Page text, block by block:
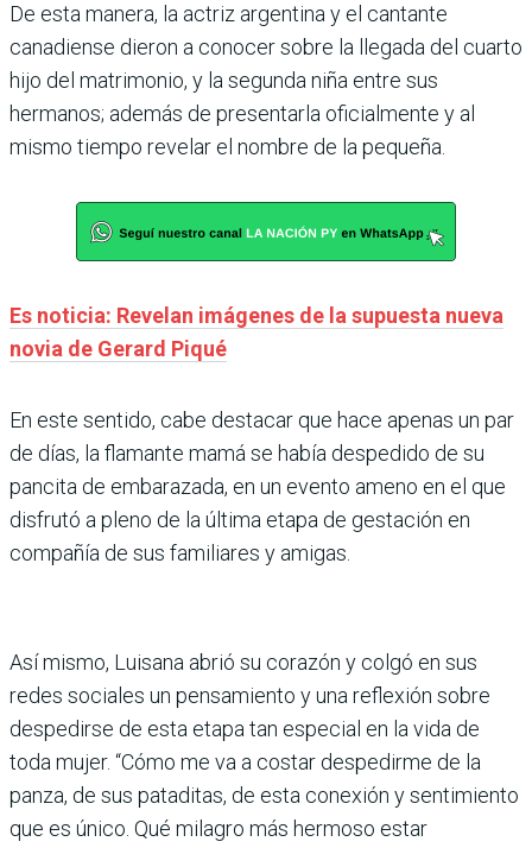
De esta manera, la actriz argentina y el cantante
canadiense dieron a conocer sobre la llegada del cuarto
hijo del matrimonio, y la segunda niña entre sus
hermanos; además de presentarla oficialmente y al
mismo tiempo revelar el nombre de la pequeña.
Es noticia: Revelan imágenes de la supuesta nueva
novia de Gerard Piqué
En este sentido, cabe destacar que hace apenas un par
de días, la flamante mamá se había despedido de su
pancita de embarazada, en un evento ameno en el que
disfrutó a pleno de la última etapa de gestación en
compañía de sus familiares y amigas.
Así mismo, Luisana abrió su corazón y colgó en sus
redes sociales un pensamiento y una reflexión sobre
despedirse de esta etapa tan especial en la vida de
toda mujer. “Cómo me va a costar despedirme de la
panza, de sus pataditas, de esta conexión y sentimiento
que es único. Qué milagro más hermoso estar